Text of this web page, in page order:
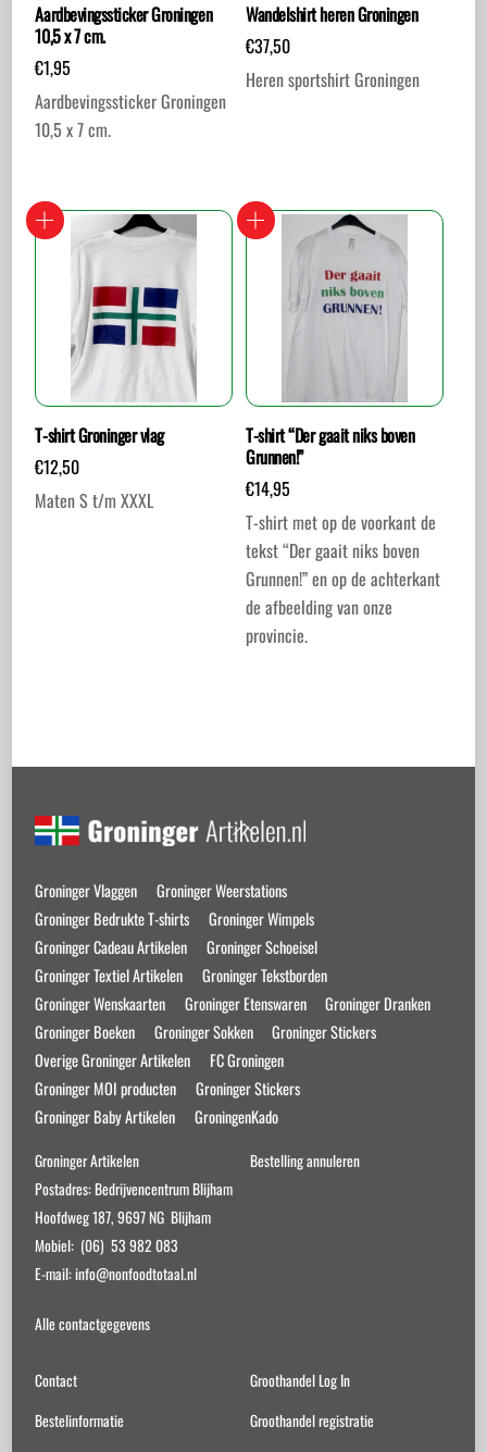
Aardbevingssticker Groningen
10,5 x 7 cm.
€1,95
Aardbevingssticker Groningen
10,5 x 7 cm.
Wandelshirt heren Groningen
€37,50
Heren sportshirt Groningen
meerdere
variaties.
op
de
productpagina
T-shirt Groninger vlag
€12,50
Maten S t/m XXXL
op
productpagina
T-shirt “Der gaait niks boven
Grunnen!”
€14,95
T-shirt met op de voorkant de
tekst “Der gaait niks boven
Grunnen!” en op de achterkant
de afbeelding van onze
provincie.
meerdere
Deze
kan
gekozen
worden
op
de
productpagina
Back
Top
Groninger Vlaggen
Groninger Weerstations
Groninger Bedrukte T-shirts
Groninger Wimpels
Groninger Cadeau Artikelen
Groninger Schoeisel
Groninger Textiel Artikelen
Groninger Tekstborden
Groninger Wenskaarten
Groninger Etenswaren
Groninger Dranken
Groninger Boeken
Groninger Sokken
Groninger Stickers
Overige Groninger Artikelen
FC Groningen
Groninger MOI producten
Groninger Stickers
Groninger Baby Artikelen
GroningenKado
Groninger Artikelen
Postadres: Bedrijvencentrum Blijham
Hoofdweg 187, 9697 NG Blijham
Mobiel: (06) 53 982 083
E-mail: info@nonfoodtotaal.nl
Alle contactgegevens
Bestelling annuleren
Contact
Bestelinformatie
Groothandel Log In
Groothandel registratie